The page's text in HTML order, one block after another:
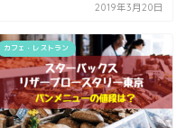
2019年3月20日
カフェ・レストラン